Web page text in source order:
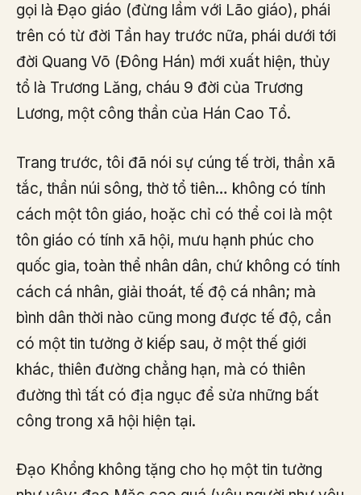
gọi là Đạo giáo (đừng lầm với Lão giáo), phái
trên có từ đời Tần hay trước nữa, phái dưới tới
đời Quang Võ (Đông Hán) mới xuất hiện, thủy
tổ là Trương Lăng, cháu 9 đời của Trương
Lương, một công thần của Hán Cao Tổ.
Trang trước, tôi đã nói sự cúng tế trời, thần xã
tắc, thần núi sông, thờ tổ tiên… không có tính
cách một tôn giáo, hoặc chỉ có thể coi là một
tôn giáo có tính xã hội, mưu hạnh phúc cho
quốc gia, toàn thể nhân dân, chứ không có tính
cách cá nhân, giải thoát, tế độ cá nhân; mà
bình dân thời nào cũng mong được tế độ, cần
có một tin tưởng ở kiếp sau, ở một thế giới
khác, thiên đường chẳng hạn, mà có thiên
đường thì tất có địa ngục để sửa những bất
công trong xã hội hiện tại.
Đạo Khổng không tặng cho họ một tin tưởng